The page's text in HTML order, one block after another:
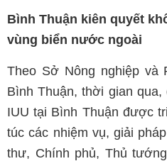
Bình Thuận kiên quyết
vùng biển nước ngoài
Theo Sở Nông nghiệp và
Bình Thuận, thời gian
IUU tại Bình Thuận được
túc các nhiệm vụ, giải
thư, Chính phủ, Thủ